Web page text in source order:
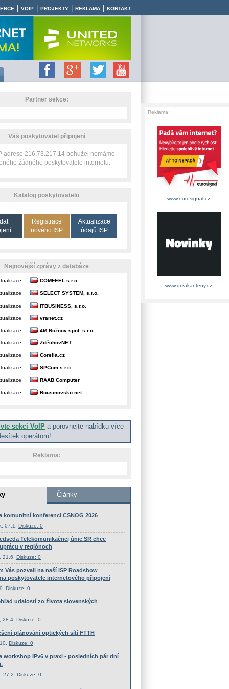
VOIP PROJEKTY REKLAMA KONTAKT
Partner sekce:
Váš poskytovatel připojení
adrese 216.73.217.14 bohužel nemáme
žádného poskytovatele internetu.
Katalog poskytovatelů
Registrace
nového ISP
Aktualizace
údajů ISP
Nejnovější zprávy z databáze
COMFEEL s.r.o.
SELECT SYSTEM, s.r.o.
ITBUSINESS, s.r.o.
vranet.cz
4M Rožnov spol. s r.o.
ZděchovNET
Corelia.cz
SPCom s.r.o.
RAAB Computer
Rousinovsko.net
sekci VoIP a porovnejte nabídku více
operátorů!
Reklama:
Reklama:
www.eurosignal.cz
www.drzakanteny.cz